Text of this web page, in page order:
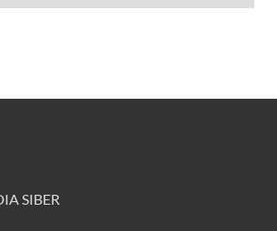
SIBER